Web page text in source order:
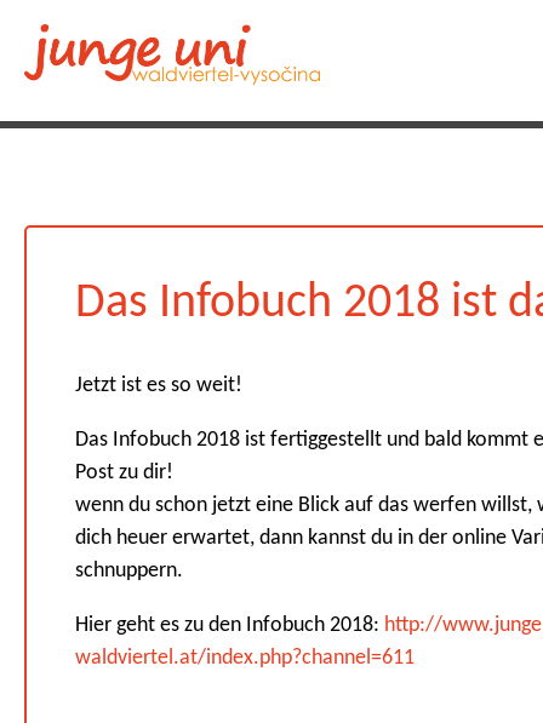
Das Infobuch 2018 ist
Jetzt ist es so weit!
Das Infobuch 2018 ist fertiggestellt und bald kommt
Post zu dir!
wenn du schon jetzt eine Blick auf das werfen willst,
dich heuer erwartet, dann kannst du in der online
schnuppern.
Hier geht es zu den Infobuch 2018: http://
waldviertel.at/index.php?channel=611